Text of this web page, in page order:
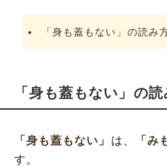
「身も蓋もない」の読み
「身も蓋もない」の
「身も蓋もない」 は、 「み
す。